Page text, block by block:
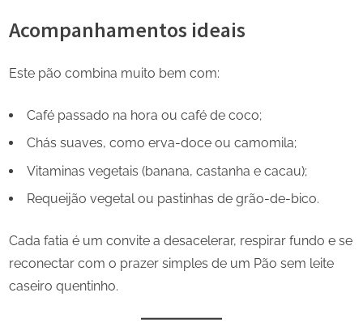
Acompanhamentos ideais
Este pão combina muito bem com:
Café passado na hora ou café de coco;
Chás suaves, como erva-doce ou camomila;
Vitaminas vegetais (banana, castanha e cacau);
Requeijão vegetal ou pastinhas de grão-de-bico.
Cada fatia é um convite a desacelerar, respirar fundo e se
reconectar com o prazer simples de um Pão sem leite
caseiro quentinho.